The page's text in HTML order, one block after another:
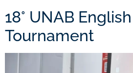
18° UNAB
Tournament